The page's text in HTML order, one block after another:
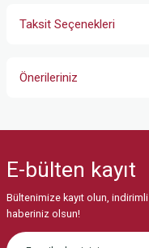
Taksit Seçenekleri
Önerileriniz
Görüş ve önerileriniz için
Ürün resmi kalitesiz,
Ürün açıklamasında
E-bülten kayıt
Bültenimize kayıt olun,
haberiniz olsun!